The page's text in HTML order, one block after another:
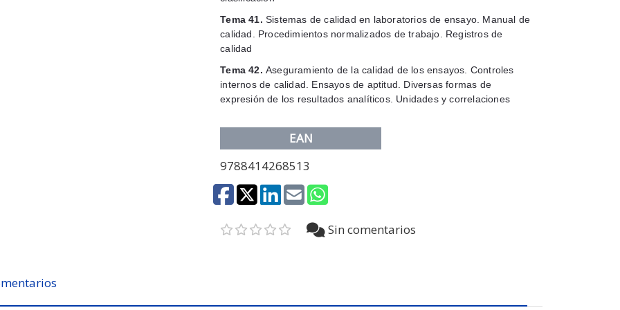
Tema 41. Sistemas de calidad en laboratorios de ensayo. Manual de
calidad. Procedimientos normalizados de trabajo. Registros de
calidad
Tema 42. Aseguramiento de la calidad de los ensayos. Controles
internos de calidad. Ensayos de aptitud. Diversas formas de
expresión de los resultados analíticos. Unidades y correlaciones
EAN
9788414268513
Sin comentarios